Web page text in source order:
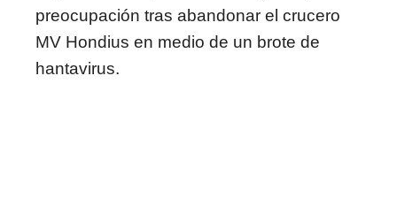
preocupación tras abandonar el crucero
MV Hondius en medio de un brote de
hantavirus.